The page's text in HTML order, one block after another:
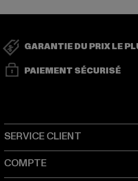
GARANTIE DU PRIX LE
PAIEMENT SÉCURISÉ